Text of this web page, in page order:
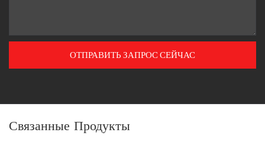
ОТПРАВИТЬ ЗАПРОС СЕЙЧАС
Связанные Продукты